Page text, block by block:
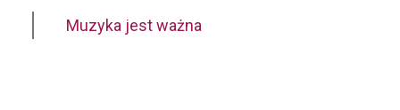
Muzyka jest ważna